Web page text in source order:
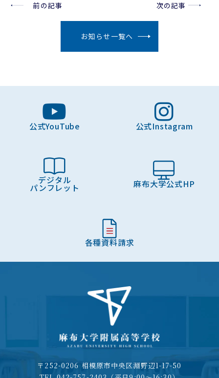
前の記事
お知らせ一覧へ
次の記事
公式YouTube 公式Instagram
デジタル
パンフレット 麻布大学公式HP
各種資料請求
〒252-0206 相模原市中央区淵野辺1-17-50